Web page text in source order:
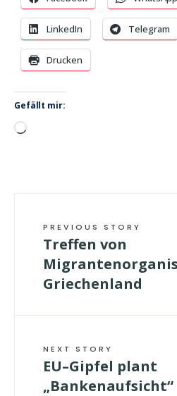
LinkedIn Telegram
Drucken
Gefällt mir:
Wird
PREVIOUS STORY
Treffen von
Griechenland
NEXT STORY
EU–Gipfel plant
„Bankenaufsicht“